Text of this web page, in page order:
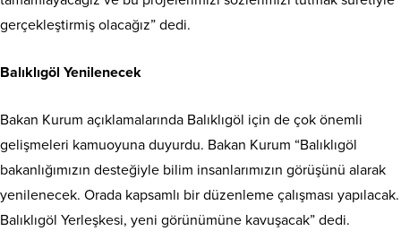
gerçekleştirmiş olacağız” dedi.
Balıklıgöl Yenilenecek
Bakan Kurum açıklamalarında Balıklıgöl için de çok önemli
gelişmeleri kamuoyuna duyurdu. Bakan Kurum “Balıklıgöl
bakanlığımızın desteğiyle bilim insanlarımızın görüşünü alarak
yenilenecek. Orada kapsamlı bir düzenleme çalışması yapılacak.
Balıklıgöl Yerleşkesi, yeni görünümüne kavuşacak” dedi.